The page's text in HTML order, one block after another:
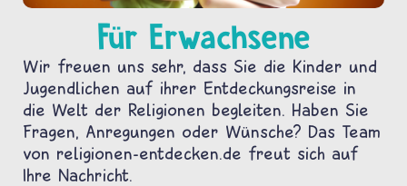
Für Erwachsene
Wir freuen uns sehr, dass Sie die Kinder und
Jugendlichen auf ihrer Entdeckungsreise in
die Welt der Religionen begleiten. Haben Sie
Fragen, Anregungen oder Wünsche? Das Team
von religionen-entdecken.de freut sich auf
Ihre Nachricht.